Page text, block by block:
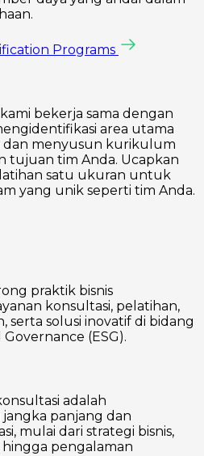
Programs
bekerja sama dengan
area utama
menyusun kurikulum
tujuan tim Anda. Ucapkan
satu ukuran untuk
yang unik seperti tim Anda.
praktik bisnis
konsultasi, pelatihan,
serta solusi inovatif di bidang
(ESG).
adalah
panjang dan
mulai dari strategi bisnis,
pengalaman